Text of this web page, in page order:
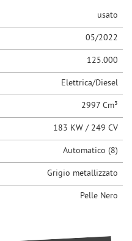
usato
05/2022
125.000
Elettrica/Diesel
2997 Cm³
183 KW / 249 CV
Automatico (8)
Grigio metallizzato
Pelle Nero